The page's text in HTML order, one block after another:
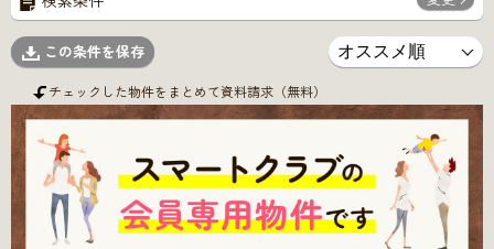
この条件を保存
チェックした物件をまとめて資料請求（無料）